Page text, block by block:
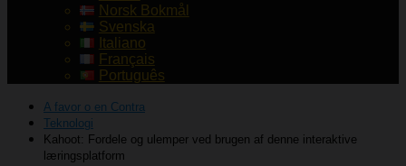
Norsk Bokmål
Svenska
Italiano
Français
Português
A favor o en Contra
Teknologi
Kahoot: Fordele og ulemper ved brugen af ​​denne interaktive
læringsplatform